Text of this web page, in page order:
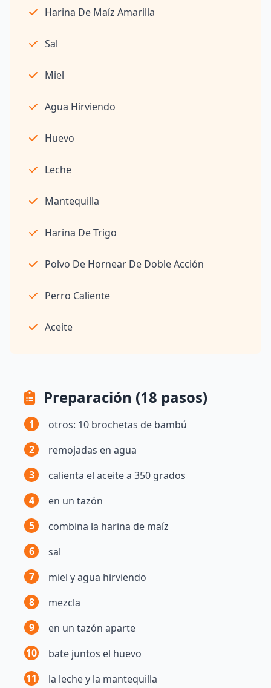
Harina De Maíz Amarilla
Sal
Miel
Agua Hirviendo
Huevo
Leche
Mantequilla
Harina De Trigo
Polvo De Hornear De Doble Acción
Perro Caliente
Aceite
Preparación (18 pasos)
1
otros: 10 brochetas de bambú
2
remojadas en agua
3
calienta el aceite a 350 grados
4
en un tazón
5
combina la harina de maíz
6
sal
7
miel y agua hirviendo
8
mezcla
9
en un tazón aparte
10
bate juntos el huevo
11
la leche y la mantequilla